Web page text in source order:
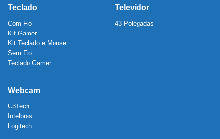
Teclado
Com Fio
Kit Gamer
Kit Teclado e Mouse
Sem Fio
Teclado Gamer
Televidor
43 Polegadas
Webcam
C3Tech
Intelbras
Logitech